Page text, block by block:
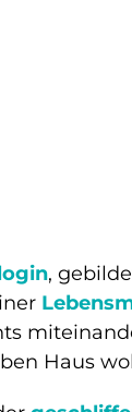
,
Haus